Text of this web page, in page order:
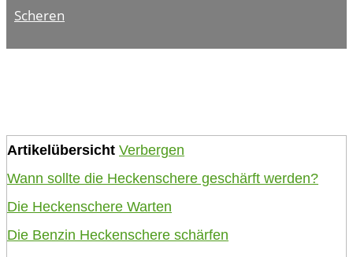
Scheren
Artikelübersicht Verbergen
Wann sollte die Heckenschere geschärft werden?
Die Heckenschere Warten
Die Benzin Heckenschere schärfen